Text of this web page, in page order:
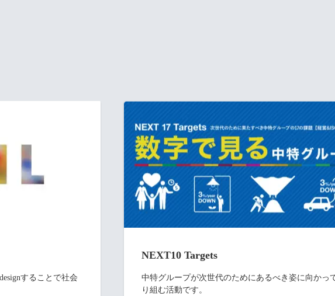
することで社会
NEXT10 Targets
中特グループが次世代のためにあるべき姿に向かっ
り組む活動です。